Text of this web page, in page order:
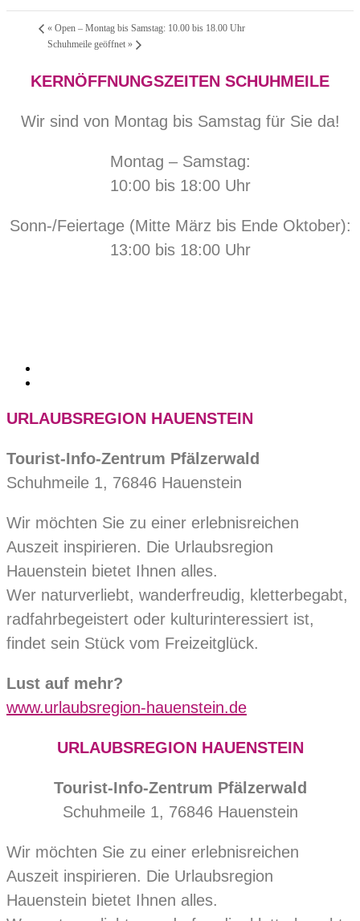
« Open – Montag bis Samstag: 10.00 bis 18.00 Uhr
Schuhmeile geöffnet »
KERNÖFFNUNGSZEITEN SCHUHMEILE
Wir sind von Montag bis Samstag für Sie da!
Montag – Samstag:
10:00 bis 18:00 Uhr
Sonn-/Feiertage (Mitte März bis Ende Oktober):
13:00 bis 18:00 Uhr
URLAUBSREGION HAUENSTEIN
Tourist-Info-Zentrum Pfälzerwald
Schuhmeile 1, 76846 Hauenstein
Wir möchten Sie zu einer erlebnisreichen
Auszeit inspirieren. Die Urlaubsregion
Hauenstein bietet Ihnen alles.
Wer naturverliebt, wanderfreudig, kletterbegabt,
radfahrbegeistert oder kulturinteressiert ist,
findet sein Stück vom Freizeitglück.
Lust auf mehr?
www.urlaubsregion-hauenstein.de
URLAUBSREGION HAUENSTEIN
Tourist-Info-Zentrum Pfälzerwald
Schuhmeile 1, 76846 Hauenstein
Wir möchten Sie zu einer erlebnisreichen
Auszeit inspirieren. Die Urlaubsregion
Hauenstein bietet Ihnen alles.